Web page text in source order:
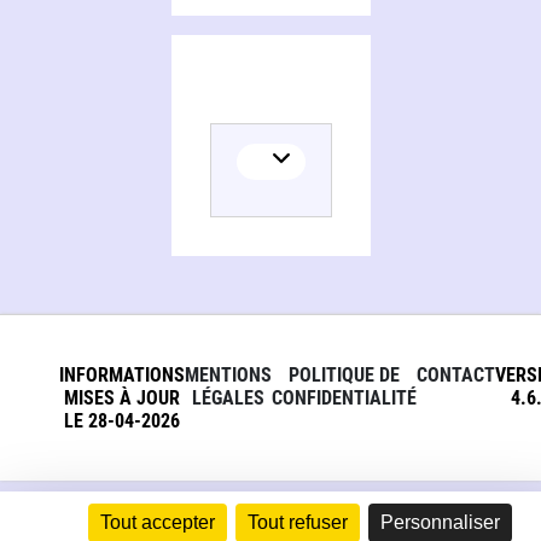
Tout accepter Tout refuser Personnaliser
INFORMATIONS
MISES À JOUR
LE 28-04-2026
MENTIONS
LÉGALES
POLITIQUE DE
CONFIDENTIALITÉ
CONTACT